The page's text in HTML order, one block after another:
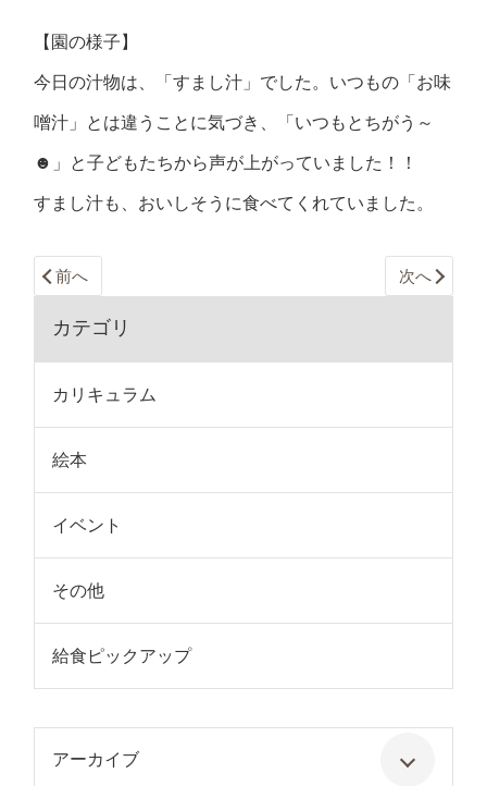
【園の様子】
今日の汁物は、「すまし汁」でした。いつもの「お味
噌汁」とは違うことに気づき、「いつもとちがう～
☻」と子どもたちから声が上がっていました！！
すまし汁も、おいしそうに食べてくれていました。
前へ 次へ
カテゴリ
カリキュラム
絵本
イベント
その他
給食ピックアップ
アーカイブ